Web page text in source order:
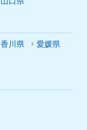
香川県
愛媛県